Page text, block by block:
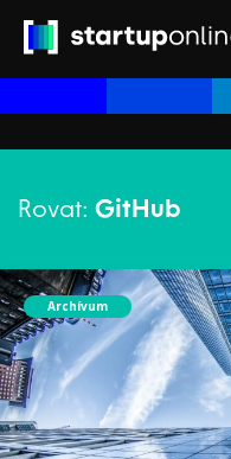
Rovat: GitHub
Archívum